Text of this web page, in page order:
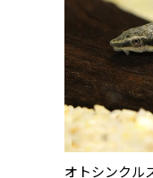
オトシンクル